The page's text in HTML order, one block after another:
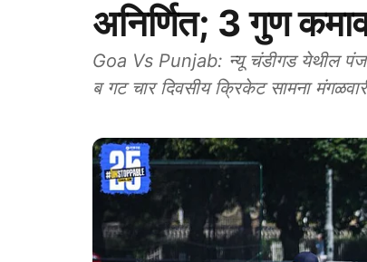
अनिर्णित; 3 गुण
Goa Vs Punjab: न्यू चंडीगड येथील
ब गट चार दिवसीय क्रिकेट सामना